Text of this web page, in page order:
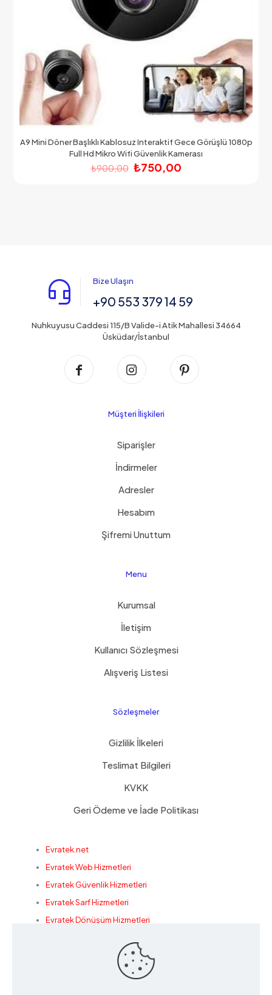
A9 Mini Döner Başlıklı Kablosuz Interaktif Gece Görüşlü 1080p
Full Hd Mikro Wifi Güvenlik Kamerası
₺900,00 Orijinal
₺750,00Şu
Bize Ulaşın
+90 553 379 14 59
Nuhkuyusu Caddesi 115/B Valide-i Atik Mahallesi 34664
Üsküdar/İstanbul
Müşteri İlişkileri
Siparişler
İndirmeler
Adresler
Hesabım
Şifremi Unuttum
Menu
Kurumsal
İletişim
Kullanıcı Sözleşmesi
Alışveriş Listesi
Sözleşmeler
Gizlilik İlkeleri
Teslimat Bilgileri
KVKK
Geri Ödeme ve İade Politikası
Evratek.net
Evratek Web Hizmetleri
Evratek Güvenlik Hizmetleri
Evratek Sarf Hizmetleri
Evratek Dönüşüm Hizmetleri